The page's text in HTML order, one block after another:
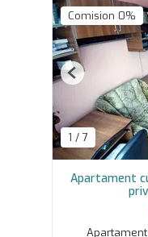
Comision 0%
1 / 7
Previous
Apartament